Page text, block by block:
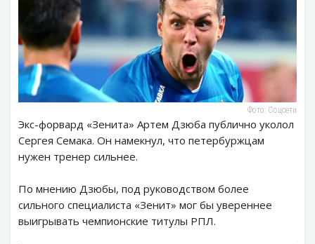
Фото: Соцсети
Экс-форвард «Зенита» Артем Дзюба публично уколол
Сергея Семака. Он намекнул, что петербуржцам
нужен тренер сильнее.
По мнению Дзюбы, под руководством более
сильного специалиста «Зенит» мог бы увереннее
выигрывать чемпионские титулы РПЛ.